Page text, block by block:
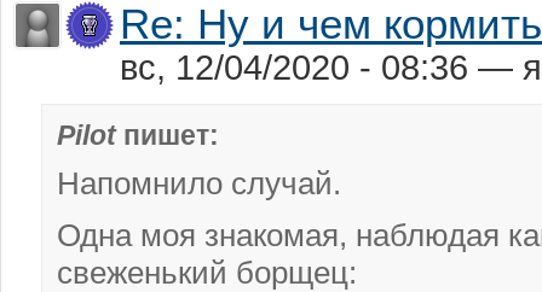
Re: Ну и чем
вс, 12/04/2020 - 08:36 —
Pilotпишет:
Напомнило случай.
Одна моя знакомая, наблюдая
свеженький борщец: